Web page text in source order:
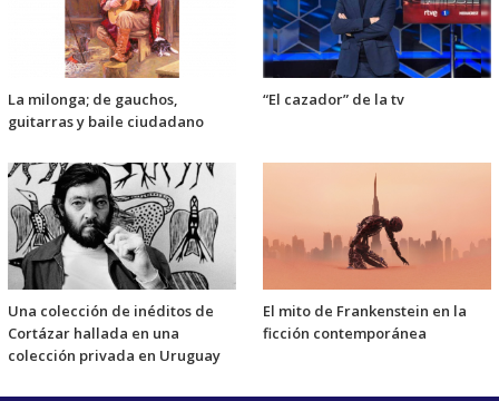
La milonga; de gauchos,
guitarras y baile ciudadano
“El cazador” de la tv
Una colección de inéditos de
Cortázar hallada en una
colección privada en Uruguay
El mito de Frankenstein en la
ficción contemporánea